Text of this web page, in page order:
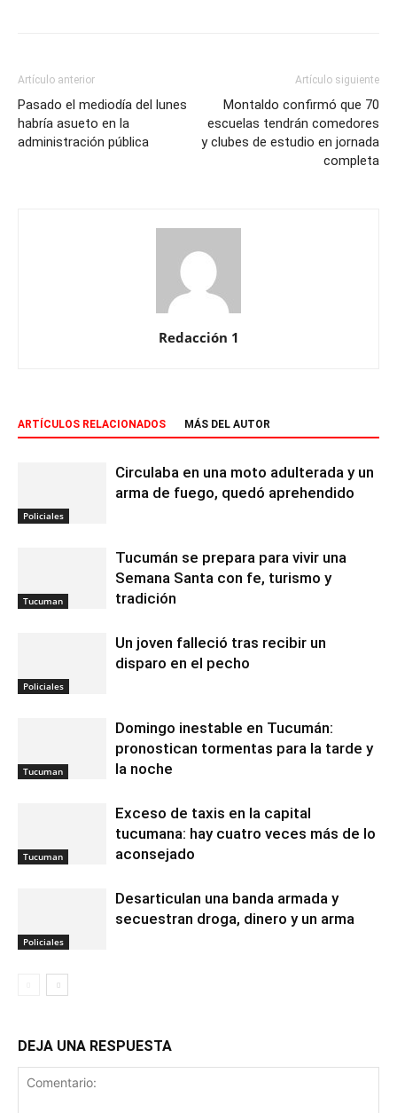
Artículo anterior
Pasado el mediodía del lunes
habría asueto en la
administración pública
Artículo siguiente
Montaldo confirmó que 70
escuelas tendrán comedores
y clubes de estudio en jornada
completa
Redacción 1
ARTÍCULOS RELACIONADOS MÁS DEL AUTOR
Policiales
Circulaba en una moto adulterada y un
arma de fuego, quedó aprehendido
Tucuman
Tucumán se prepara para vivir una
Semana Santa con fe, turismo y
tradición
Policiales
Un joven falleció tras recibir un
disparo en el pecho
Tucuman
Domingo inestable en Tucumán:
pronostican tormentas para la tarde y
la noche
Tucuman
Exceso de taxis en la capital
tucumana: hay cuatro veces más de lo
aconsejado
Policiales
Desarticulan una banda armada y
secuestran droga, dinero y un arma
DEJA UNA RESPUESTA